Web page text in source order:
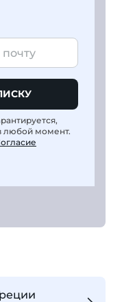
любой момент.